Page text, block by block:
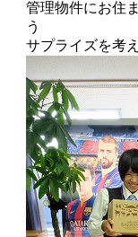
管理物件にお住
う
サプライズを考